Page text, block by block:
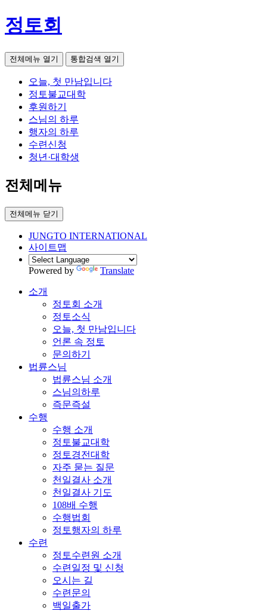
정토회
전체메뉴 열기 통합검색 열기
오늘, 첫 만남입니다
정토불교대학
후원하기
스님의 하루
행자의 하루
수련신청
청년·대학생
전체메뉴
전체메뉴 닫기
JUNGTO INTERNATIONAL
사이트맵
Powered by Translate
소개
정토회 소개
정토소식
오늘, 첫 만남입니다
언론 속 정토
문의하기
법륜스님
법륜스님 소개
스님의하루
즉문즉설
수행
수행 소개
정토불교대학
정토경전대학
자주 묻는 질문
천일결사 소개
천일결사 기도
108배 수행
수행법회
정토행자의 하루
수련
정토수련원 소개
수련일정 및 신청
오시는 길
수련문의
백일출가